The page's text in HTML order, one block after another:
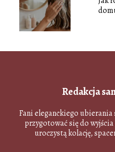
Redakcja
Fani eleganckiego
przygotować się do
uroczystą kolację,